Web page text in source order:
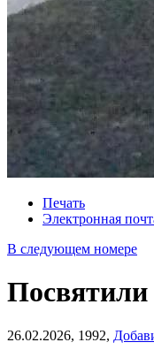
Печать
Электронная
В следующем номере
Посвятили
26.02.2026, 1992,